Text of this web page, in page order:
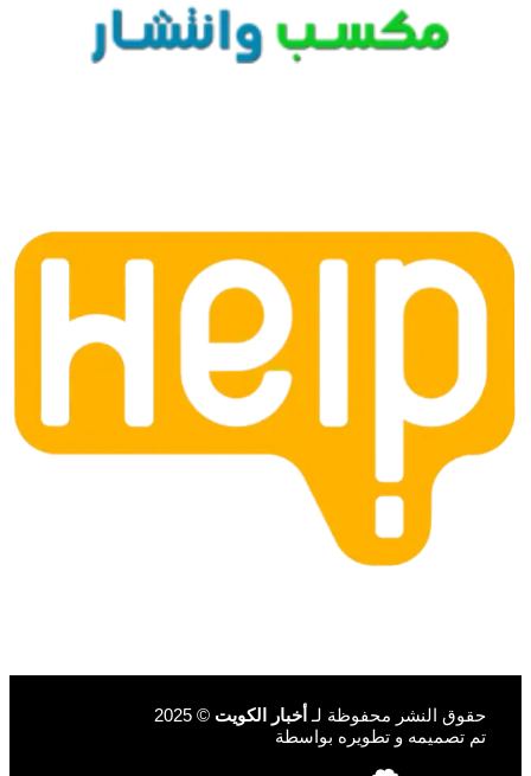
حقوق النشر محفوظة لـ أخبار الكويت © 2025
تم تصميمه و تطويره بواسطة